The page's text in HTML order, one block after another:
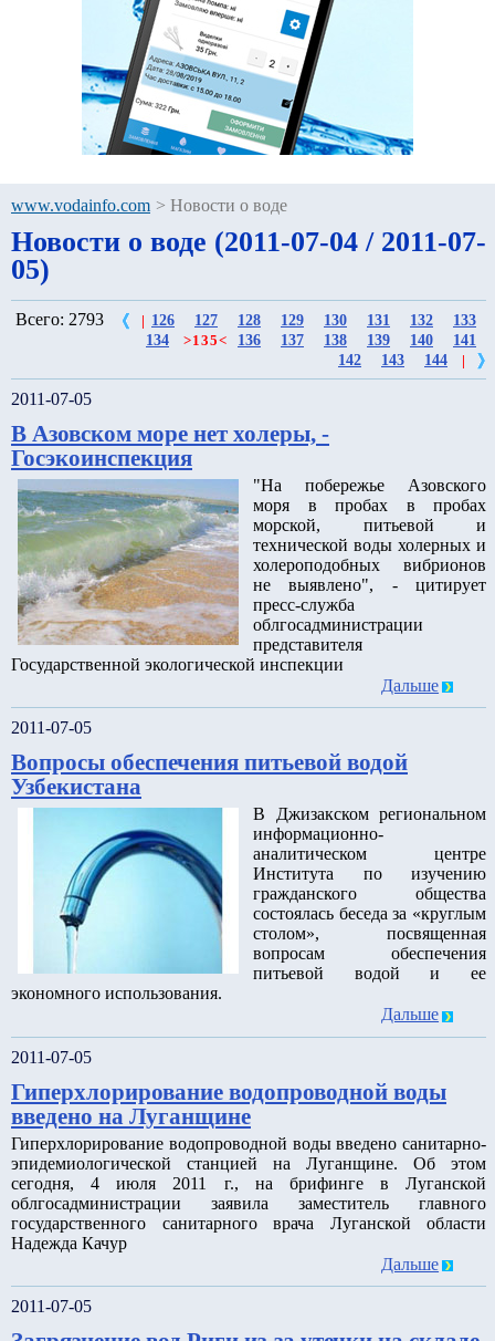
www.vodainfo.com > Новости о воде
Новости о воде (2011-07-04 / 2011-07-
05)
Всего: 2793 126 127 128 129 130 131 132
133
134
>135< 136 137 138 139 140
141
142
143 144
2011-07-05
В Азовском море нет холеры, -
Госэкоинспекция
"На побережье Азовского
моря в пробах в пробах
морской, питьевой и
технической воды холерных и
холероподобных вибрионов
не выявлено", - цитирует
пресс-служба
облгосадминистрации
представителя
Государственной экологической инспекции
Дальше
2011-07-05
Вопросы обеспечения питьевой водой
Узбекистана
В Джизакском региональном
информационно-
аналитическом центре
Института по изучению
гражданского общества
состоялась беседа за «круглым
столом», посвященная
вопросам обеспечения
питьевой водой и ее
экономного использования.
Дальше
2011-07-05
Гиперхлорирование водопроводной воды
введено на Луганщине
Гиперхлорирование водопроводной воды введено санитарно-
эпидемиологической станцией на Луганщине. Об этом
сегодня, 4 июля 2011 г., на брифинге в Луганской
облгосадминистрации заявила заместитель главного
государственного санитарного врача Луганской области
Надежда Качур
Дальше
2011-07-05